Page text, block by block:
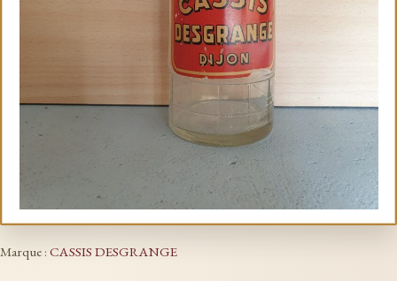
Marque : CASSIS DESGRANGE